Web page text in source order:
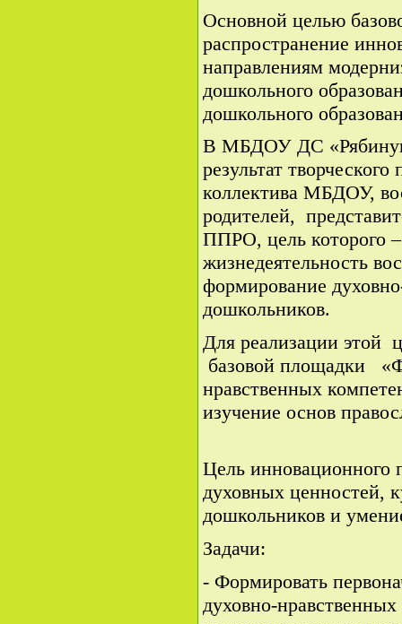
Основной целью
распространение
направлениям
дошкольного
дошкольного
В МБДОУ ДС
результат
коллектива МБДОУ,
родителей,
ППРО, цель которого
жизнедеятельность
формирование
дошкольников.
Для реализации этой
базовой площадки
нравственных
изучение основ
Цель инновационного
духовных ценностей,
дошкольников и
Задачи:
- Формировать
духовно-